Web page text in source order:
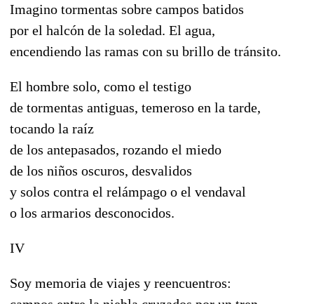
Imagino tormentas sobre campos batidos
por el halcón de la soledad. El agua,
encendiendo las ramas con su brillo de tránsito.
El hombre solo, como el testigo
de tormentas antiguas, temeroso en la tarde,
tocando la raíz
de los antepasados, rozando el miedo
de los niños oscuros, desvalidos
y solos contra el relámpago o el vendaval
o los armarios desconocidos.
IV
Soy memoria de viajes y reencuentros: